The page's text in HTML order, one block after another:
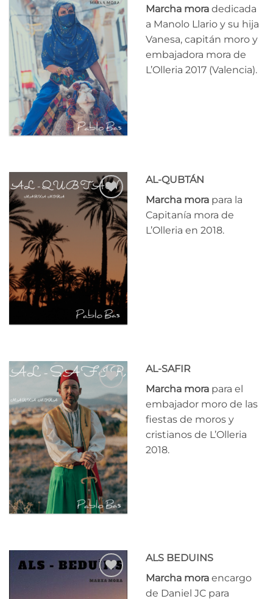
Añadir
lista
de
deseos
Marcha mora dedicada
a Manolo Llario y su hija
Vanesa, capitán moro y
embajadora mora de
L’Olleria 2017 (Valencia).
Añadir
a la
lista
de
deseos
AL-QUBTÁN
Marcha mora para la
Capitanía mora de
L’Olleria en 2018.
Añadir
a la
lista
de
deseos
AL-SAFIR
Marcha mora para el
embajador moro de las
fiestas de moros y
cristianos de L’Olleria
2018.
ALS BEDUINS
Marcha mora encargo
de Daniel JC para